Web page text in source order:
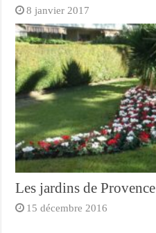
8 janvier 2017
Les jardins de Provence
15 décembre 2016